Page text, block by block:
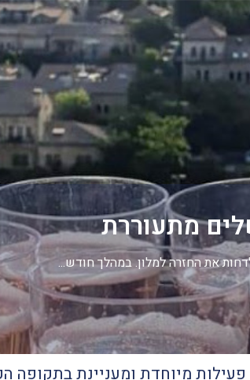
מתעוררת
את החזרה למלון. במהלך חודש...
מיוחדת ומעניינת בתקופה